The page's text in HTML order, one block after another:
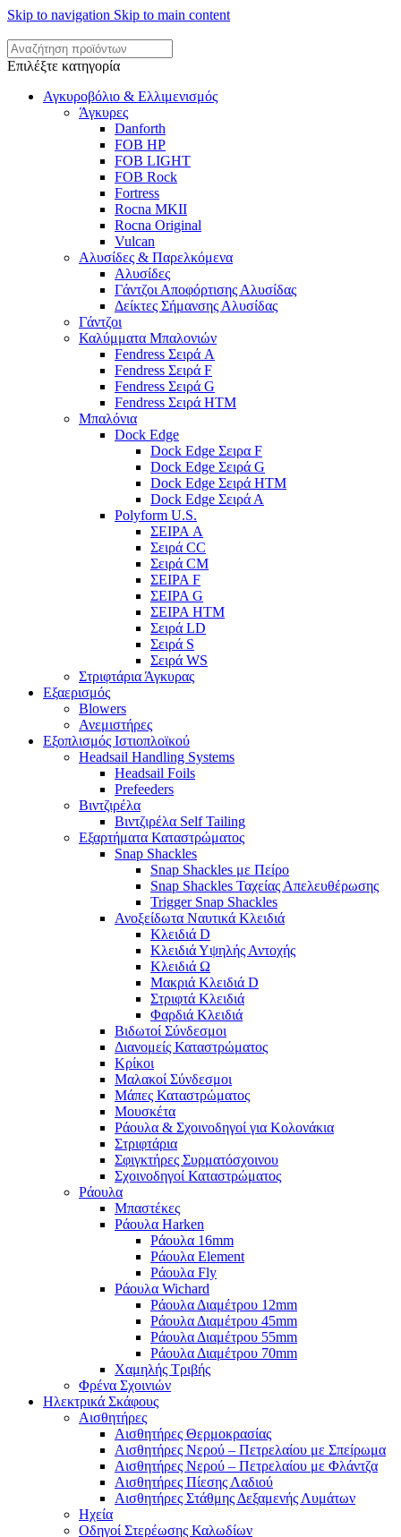
Skip to navigation Skip to main content
Επιλέξτε κατηγορία
Αγκυροβόλιο & Ελλιμενισμός
Άγκυρες
Danforth
FOB HP
FOB LIGHT
FOB Rock
Fortress
Rocna MKII
Rocna Original
Vulcan
Αλυσίδες & Παρελκόμενα
Αλυσίδες
Γάντζοι Αποφόρτισης Αλυσίδας
Δείκτες Σήμανσης Αλυσίδας
Γάντζοι
Καλύμματα Μπαλονιών
Fendress Σειρά A
Fendress Σειρά F
Fendress Σειρά G
Fendress Σειρά HTM
Μπαλόνια
Dock Edge
Dock Edge Σειρα F
Dock Edge Σειρά G
Dock Edge Σειρά HTM
Dock Edge Σειρά Α
Polyform U.S.
ΣΕΙΡΑ A
Σειρά CC
Σειρά CM
ΣΕΙΡΑ F
ΣΕΙΡΑ G
ΣΕΙΡΑ HTM
Σειρά LD
Σειρά S
Σειρά WS
Στριφτάρια Άγκυρας
Εξαερισμός
Blowers
Ανεμιστήρες
Εξοπλισμός Ιστιοπλοϊκού
Headsail Handling Systems
Headsail Foils
Prefeeders
Βιντζιρέλα
Βιντζιρέλα Self Tailing
Εξαρτήματα Καταστρώματος
Snap Shackles
Snap Shackles με Πείρο
Snap Shackles Ταχείας Απελευθέρωσης
Trigger Snap Shackles
Ανοξείδωτα Ναυτικά Κλειδιά
Κλειδιά D
Κλειδιά Υψηλής Αντοχής
Κλειδιά Ω
Μακριά Κλειδιά D
Στριφτά Κλειδιά
Φαρδιά Κλειδιά
Βιδωτοί Σύνδεσμοι
Διανομείς Καταστρώματος
Κρίκοι
Μαλακοί Σύνδεσμοι
Μάπες Καταστρώματος
Μουσκέτα
Ράουλα & Σχοινοδηγοί για Κολονάκια
Στριφτάρια
Σφιγκτήρες Συρματόσχοινου
Σχοινοδηγοί Καταστρώματος
Ράουλα
Μπαστέκες
Ράουλα Harken
Ράουλα 16mm
Ράουλα Element
Ράουλα Fly
Ράουλα Wichard
Ράουλα Διαμέτρου 12mm
Ράουλα Διαμέτρου 45mm
Ράουλα Διαμέτρου 55mm
Ράουλα Διαμέτρου 70mm
Χαμηλής Τριβής
Φρένα Σχοινιών
Ηλεκτρικά Σκάφους
Αισθητήρες
Αισθητήρες Θερμοκρασίας
Αισθητήρες Νερού – Πετρελαίου με Σπείρωμα
Αισθητήρες Νερού – Πετρελαίου με Φλάντζα
Αισθητήρες Πίεσης Λαδιού
Αισθητήρες Στάθμης Δεξαμενής Λυμάτων
Ηχεία
Οδηγοί Στερέωσης Καλωδίων